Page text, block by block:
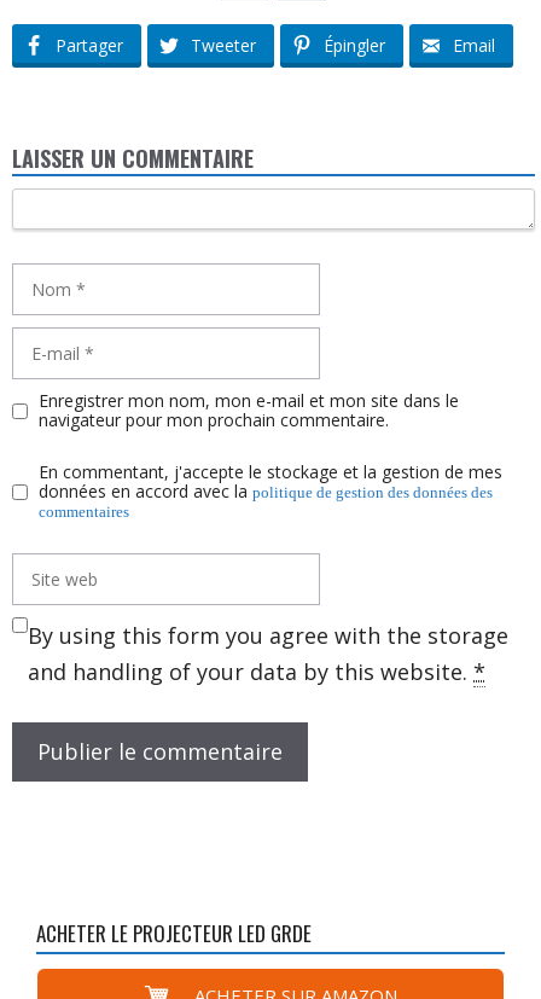
Partager Tweeter Épingler Email
LAISSER UN COMMENTAIRE
Nom
mail
Enregistrer mon nom, mon e-mail et mon site dans le
navigateur pour mon prochain commentaire.
En commentant, j'accepte le stockage et la gestion de mes
données en accord avec la politique de gestion des données des
commentaires
Site
web
By using this form you agree with the storage
and handling of your data by this website. *
ACHETER LE PROJECTEUR LED GRDE